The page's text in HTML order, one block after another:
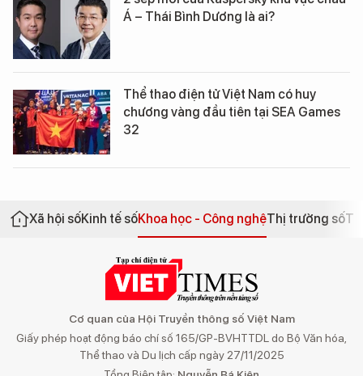
Á – Thái Bình Dương là ai?
Thể thao điện tử Việt Nam có huy
chương vàng đầu tiên tại SEA Games
32
Xã hội sốKinh tế sốKhoa học - Công nghệThị trường số
Cơ quan của Hội Truyền thông số Việt Nam
Giấy phép hoạt động báo chí số 165/GP-BVHTTDL do Bộ Văn hóa,
Thể thao và Du lịch cấp ngày 27/11/2025